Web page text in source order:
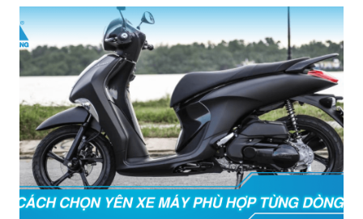
MÁY:
CẤU
TẠO
VÀ
MẸO
BẢO
QUẢN